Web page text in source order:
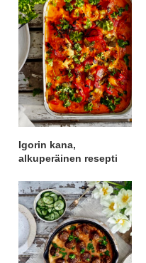
Igorin kana,
alkuperäinen resepti